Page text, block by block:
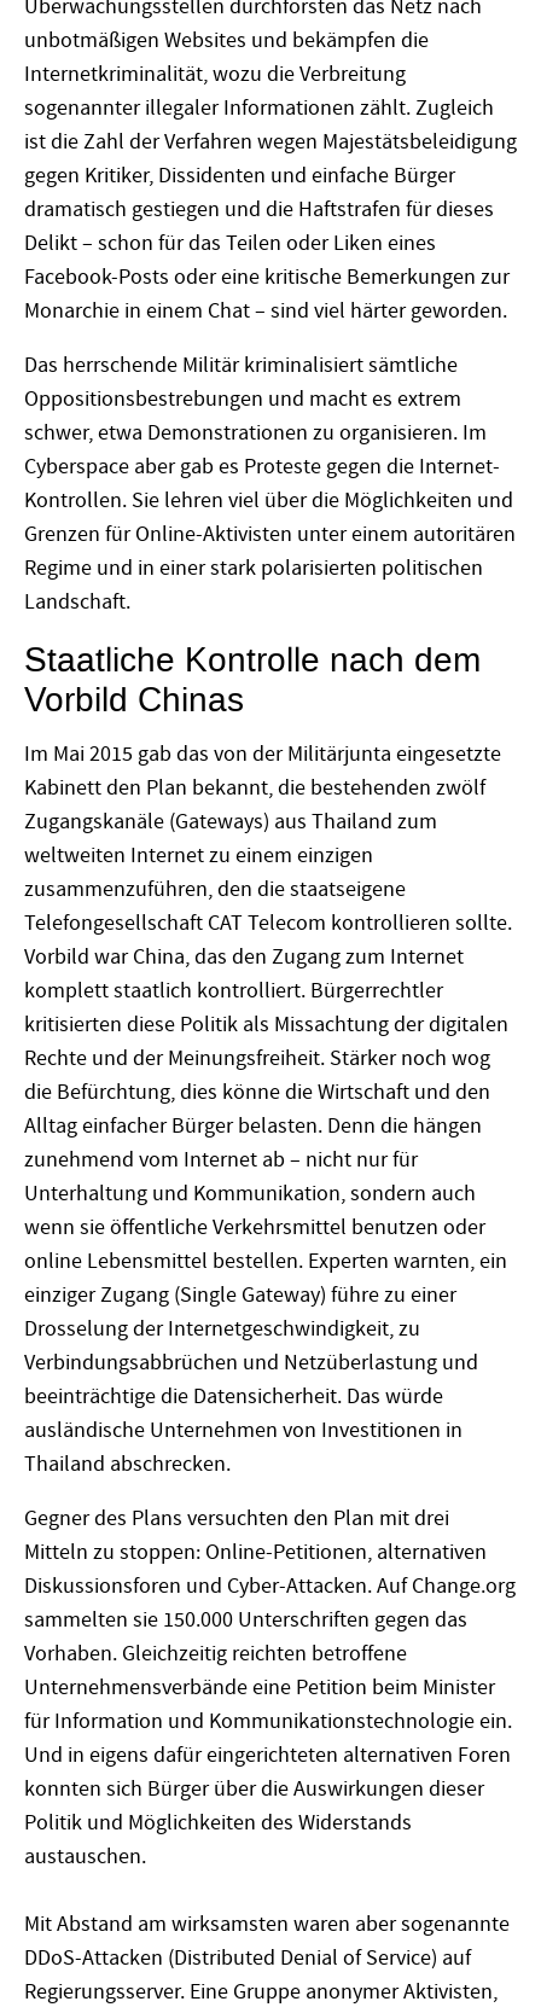
Überwachungsstellen durchforsten das Netz nach
unbotmäßigen Websites und bekämpfen die
Internetkriminalität, wozu die Verbreitung
sogenannter illegaler Informationen zählt. Zugleich
ist die Zahl der Verfahren wegen Majestätsbeleidigung
gegen Kritiker, Dissidenten und einfache Bürger
dramatisch gestiegen und die Haftstrafen für dieses
Delikt – schon für das Teilen oder Liken eines
Facebook-Posts oder eine kritische Bemerkungen zur
Monarchie in einem Chat – sind viel härter geworden.
Das herrschende Militär kriminalisiert sämtliche
Oppositionsbestrebungen und macht es extrem
schwer, etwa Demonstrationen zu organisieren. Im
Cyberspace aber gab es Proteste gegen die Internet-
Kontrollen. Sie lehren viel über die Möglichkeiten und
Grenzen für Online-Aktivisten unter einem autoritären
Regime und in einer stark polarisierten politischen
Landschaft.
Staatliche Kontrolle nach dem
Vorbild Chinas
Im Mai 2015 gab das von der Militärjunta eingesetzte
Kabinett den Plan bekannt, die bestehenden zwölf
Zugangskanäle (Gateways) aus Thailand zum
weltweiten Internet zu einem einzigen
zusammenzuführen, den die staatseigene
Telefongesellschaft CAT Telecom kontrollieren sollte.
Vorbild war China, das den Zugang zum Internet
komplett staatlich kontrolliert. Bürgerrechtler
kritisierten diese Politik als Missachtung der digitalen
Rechte und der Meinungsfreiheit. Stärker noch wog
die Befürchtung, dies könne die Wirtschaft und den
Alltag einfacher Bürger belasten. Denn die hängen
zunehmend vom Internet ab – nicht nur für
Unterhaltung und Kommunikation, sondern auch
wenn sie öffentliche Verkehrsmittel benutzen oder
online Lebensmittel bestellen. Experten warnten, ein
einziger Zugang (Single Gateway) führe zu einer
Drosselung der Internetgeschwindigkeit, zu
Verbindungsabbrüchen und Netzüberlastung und
beeinträchtige die Datensicherheit. Das würde
ausländische Unternehmen von Investitionen in
Thailand abschrecken.
Gegner des Plans versuchten den Plan mit drei
Mitteln zu stoppen: Online-Petitionen, alternativen
Diskussionsforen und Cyber-Attacken. Auf Change.org
sammelten sie 150.000 Unterschriften gegen das
Vorhaben. Gleichzeitig reichten betroffene
Unternehmensverbände eine Petition beim Minister
für Information und Kommunikationstechnologie ein.
Und in eigens dafür eingerichteten alternativen Foren
konnten sich Bürger über die Auswirkungen dieser
Politik und Möglichkeiten des Widerstands
austauschen.
Mit Abstand am wirksamsten waren aber sogenannte
DDoS-Attacken (Distributed Denial of Service) auf
Regierungsserver. Eine Gruppe anonymer Aktivisten,